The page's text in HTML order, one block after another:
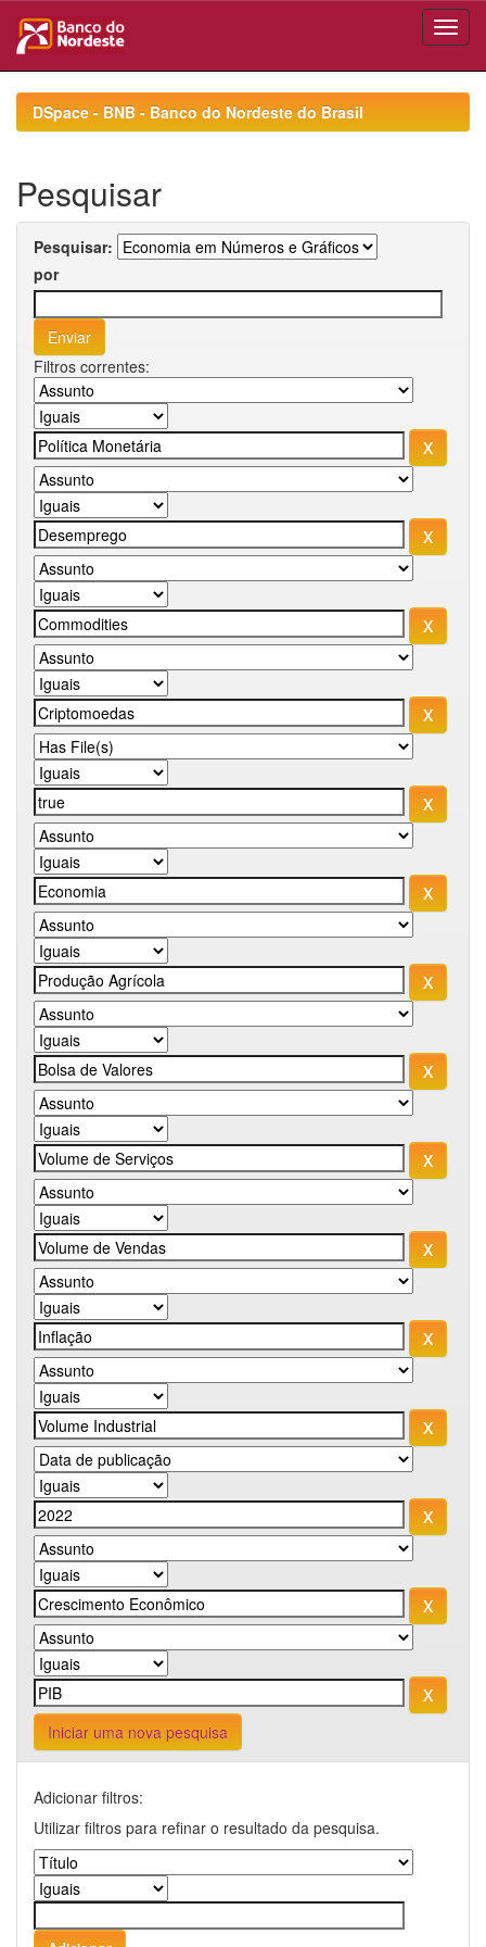
navigationDSpace - BNB - Banco do Nordeste do Brasil
Pesquisar
Pesquisar:
por
Filtros correntes:
Iniciar uma nova pesquisa
Adicionar filtros:
Utilizar filtros para refinar o resultado da pesquisa.